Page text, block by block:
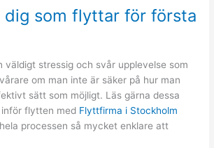
dig som flyttar för första
väldigt stressig och svår upplevelse som
om man inte är säker på hur man
sätt som möjligt. Läs gärna dessa
flytten med Flyttfirma i Stockholm
processen så mycket enklare att